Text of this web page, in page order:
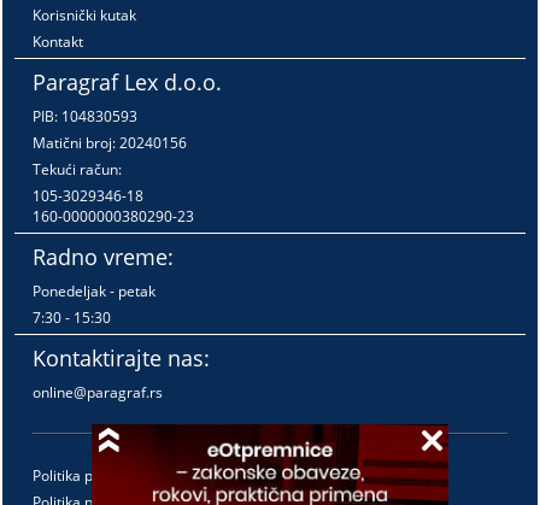
Korisnički kutak
Kontakt
Paragraf Lex d.o.o.
PIB: 104830593
Matični broj: 20240156
Tekući račun:
105-3029346-18
160-0000000380290-23
Radno vreme:
Ponedeljak - petak
7:30 - 15:30
Kontaktirajte nas:
online@paragraf.rs
Politika privatnosti